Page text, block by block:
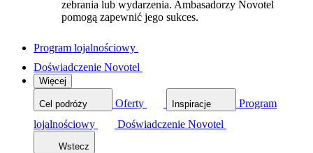
zebrania lub wydarzenia. Ambasadorzy Novotel
pomogą zapewnić jego sukces.
Program lojalnościowy
Doświadczenie Novotel
Więcej
Cel podróży Oferty Inspiracje
Program
lojalnościowy
Doświadczenie Novotel
Wstecz